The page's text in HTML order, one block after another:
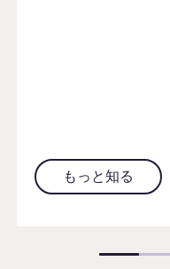
もっと知る